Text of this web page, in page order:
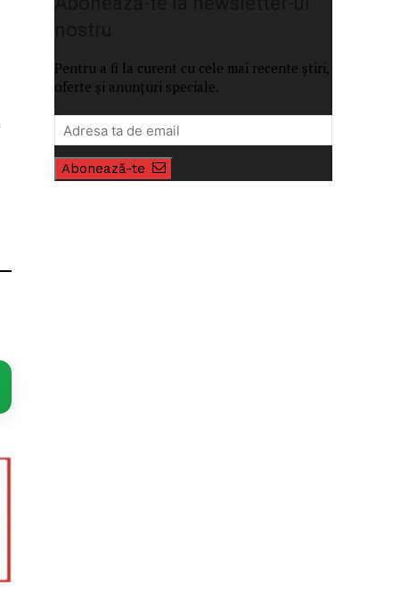
Pentru a fi la curent cu cele mai recente știri,
oferte și anunțuri speciale.
Abonează-te